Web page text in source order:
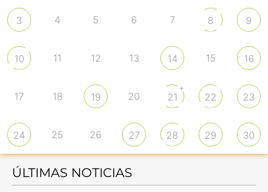
3 4 5 6 7 8 9
10 11 12 13 14 15 16
17 18 19 20 21
+
22 23
24 25 26 27 28 29 30
ÚLTIMAS NOTICIAS